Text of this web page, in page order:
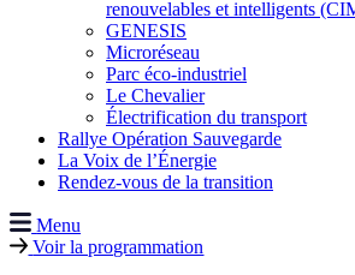
renouvelables et intelligents
GENESIS
Microréseau
Parc éco-industriel
Le Chevalier
Électrification du transport
Rallye Opération Sauvegarde
La Voix de l’Énergie
Rendez-vous de la transition
Menu
Voir la programmation